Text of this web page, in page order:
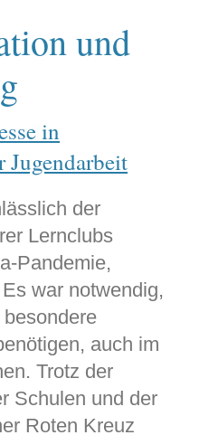
und
in
Jugendarbeit
der
Lernclubs
Pandemie,
war notwendig,
auch im
Trotz der
Schulen und der
Roten Kreuz